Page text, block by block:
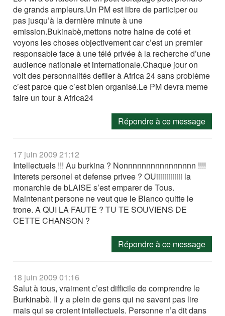
de grands ampleurs.Un PM est libre de participer ou
pas jusqu’à la dernière minute à une
emission.Bukinabè,mettons notre haine de coté et
voyons les choses objectivement car c’est un premier
responsable face à une télé privée à la recherche d’une
audience nationale et internationale.Chaque jour on
voit des personnalités defiler à Africa 24 sans problème
c’est parce que c’est bien organisé.Le PM devra meme
faire un tour à Africa24
Répondre à ce message
17 juin 2009 21:12
Intellectuels !!! Au burkina ? Nonnnnnnnnnnnnnnnn !!!!
Interets personel et defense privee ? OUiiiiiiiiiiiii la
monarchie de bLAISE s’est emparer de Tous.
Maintenant persone ne veut que le Blanco quitte le
trone. A QUI LA FAUTE ? TU TE SOUVIENS DE
CETTE CHANSON ?
Répondre à ce message
18 juin 2009 01:16
Salut à tous, vraiment c’est difficile de comprendre le
Burkinabè. Il y a plein de gens qui ne savent pas lire
mais qui se croient intellectuels. Personne n’a dit dans